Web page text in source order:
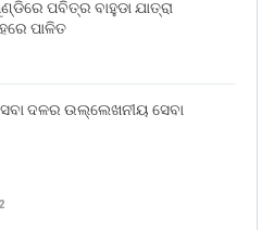
ପବିତ୍ର ବାହୁଡା ଯାତ୍ରା
ପାଳିତ
ଦଳର ଉଲ୍ଲେଖନୀୟ ସେବା